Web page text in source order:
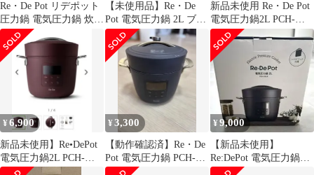
Re・De Pot リデポット
圧力鍋 電気圧力鍋 炊飯
器 マルチクッカー クラ
ッシー 小型 2L 4合 低
温調理 EPC01A
​【未使用品】Re・De
Pot 電気圧力鍋 2L ブラ
ック PCH-20LB
新品未使用 Re・De Pot
電気圧力鍋2L PCH-
20LW
¥6,900
新品未使用】Re•DePot
電気圧力鍋2L PCH-
20LR
¥3,300
【動作確認済】Re・De
Pot 電気圧力鍋 PCH-
20LB
¥9,000
【新品未使用】
Re:DePot 電気圧力鍋
PCH-20LB 2L ブラック